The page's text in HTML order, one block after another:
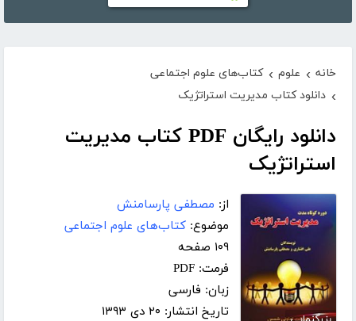
خانه › علوم › کتاب‌های علوم اجتماعی
› دانلود کتاب مدیریت استراتژیک
دانلود رایگان PDF کتاب مدیریت
استراتژیک
از: مصطفی پارسامنش
موضوع: کتاب‌های علوم اجتماعی
۱۰۹ صفحه
فرمت: PDF
زبان: فارسی
تاریخ انتشار: ۲۰ دی ۱۳۹۳